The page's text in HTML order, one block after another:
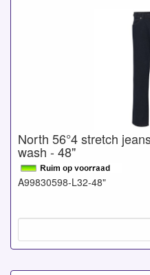
North 56°4 stretch
wash - 48"
A99830598-L32-48"